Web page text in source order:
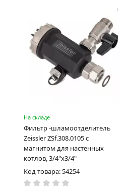
На складе
Фильтр -шламоотделитель
Zeissler ZSf.308.0105 с
магнитом для настенных
котлов, 3/4"х3/4"
Код товара: 54254